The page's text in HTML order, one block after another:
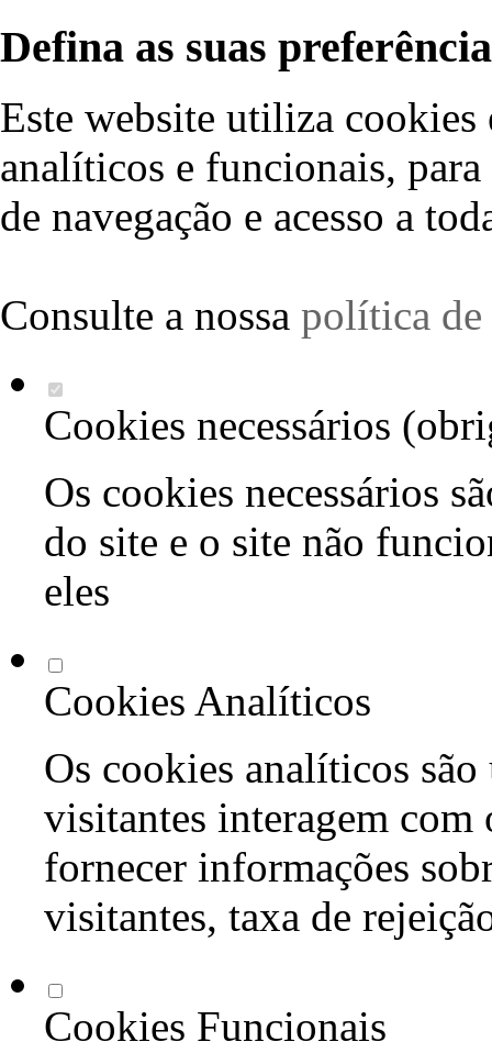
Defina as suas
Este website utiliza cookies
analíticos e funcionais,
de navegação e acesso a
Consulte a nossa política de
Cookies necessários
Os cookies necessários
do site e o site não
eles
Cookies Analíticos
Os cookies analíticos são
visitantes interagem com
fornecer informações
visitantes, taxa de
Cookies Funcionais